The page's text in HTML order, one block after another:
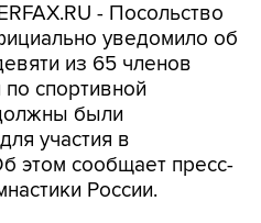
- Посольство
уведомило об
из 65 членов
спортивной
были
участия в
этом сообщает пресс-
России.